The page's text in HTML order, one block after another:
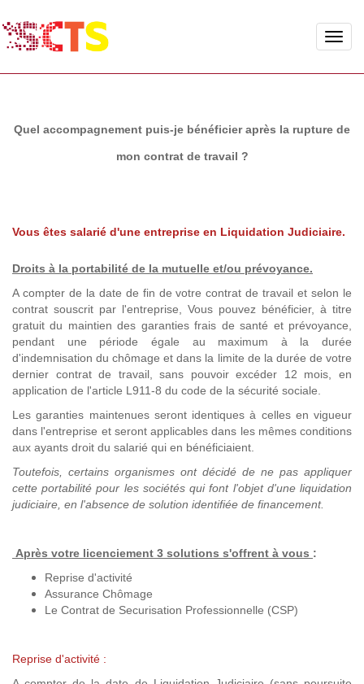
Toggle
Quel accompagnement puis-je bénéficier après la rupture de
mon contrat de travail ?
Vous êtes salarié d'une entreprise en Liquidation Judiciaire.
Droits à la portabilité de la mutuelle et/ou prévoyance.
A compter de la date de fin de votre contrat de travail et selon le
contrat souscrit par l'entreprise, Vous pouvez bénéficier, à titre
gratuit du maintien des garanties frais de santé et prévoyance,
pendant une période égale au maximum à la durée
d'indemnisation du chômage et dans la limite de la durée de votre
dernier contrat de travail, sans pouvoir excéder 12 mois, en
application de l'article L911-8 du code de la sécurité sociale.
Les garanties maintenues seront identiques à celles en vigueur
dans l'entreprise et seront applicables dans les mêmes conditions
aux ayants droit du salarié qui en bénéficiaient.
Toutefois, certains organismes ont décidé de ne pas appliquer
cette portabilité pour les sociétés qui font l'objet d'une liquidation
judiciaire, en l'absence de solution identifiée de financement.
Après votre licenciement 3 solutions s'offrent à vous :
Reprise d'activité
Assurance Chômage
Le Contrat de Securisation Professionnelle (CSP)
Reprise d'activité :